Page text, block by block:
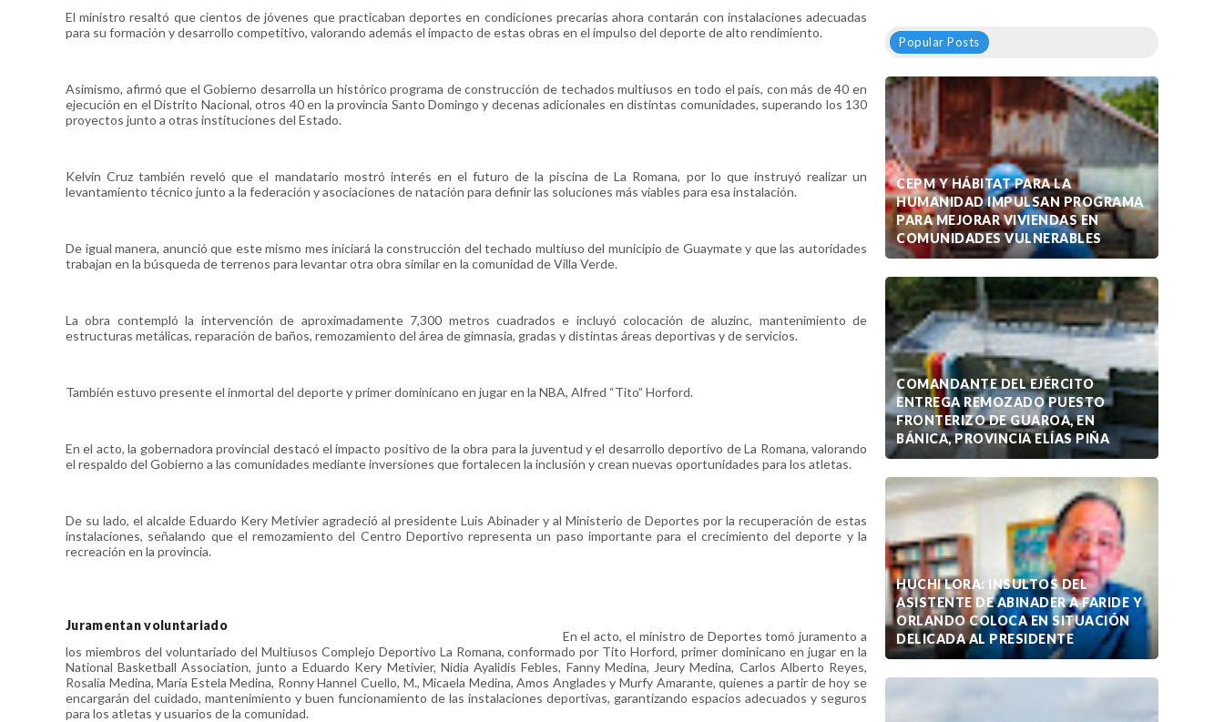
El ministro resaltó que cientos de jóvenes que practicaban deportes en condiciones precarias ahora contarán con instalaciones adecuadas
para su formación y desarrollo competitivo, valorando además el impacto de estas obras en el impulso del deporte de alto rendimiento.
Asimismo, afirmó que el Gobierno desarrolla un histórico programa de construcción de techados multiusos en todo el país, con más de 40 en
ejecución en el Distrito Nacional, otros 40 en la provincia Santo Domingo y decenas adicionales en distintas comunidades, superando los 130
proyectos junto a otras instituciones del Estado.
Kelvin Cruz también reveló que el mandatario mostró interés en el futuro de la piscina de La Romana, por lo que instruyó realizar un
levantamiento técnico junto a la federación y asociaciones de natación para definir las soluciones más viables para esa instalación.
De igual manera, anunció que este mismo mes iniciará la construcción del techado multiuso del municipio de Guaymate y que las autoridades
trabajan en la búsqueda de terrenos para levantar otra obra similar en la comunidad de Villa Verde.
La obra contempló la intervención de aproximadamente 7,300 metros cuadrados e incluyó colocación de aluzinc, mantenimiento de
estructuras metálicas, reparación de baños, remozamiento del área de gimnasia, gradas y distintas áreas deportivas y de servicios.
También estuvo presente el inmortal del deporte y primer dominicano en jugar en la NBA, Alfred “Tito” Horford.
En el acto, la gobernadora provincial destacó el impacto positivo de la obra para la juventud y el desarrollo deportivo de La Romana, valorando
el respaldo del Gobierno a las comunidades mediante inversiones que fortalecen la inclusión y crean nuevas oportunidades para los atletas.
De su lado, el alcalde Eduardo Kery Metivier agradeció al presidente Luis Abinader y al Ministerio de Deportes por la recuperación de estas
instalaciones, señalando que el remozamiento del Centro Deportivo representa un paso importante para el crecimiento del deporte y la
recreación en la provincia.
Juramentan voluntariado
En el acto, el ministro de Deportes tomó juramento a
los miembros del voluntariado del Multiusos Complejo Deportivo La Romana, conformado por Tito Horford, primer dominicano en jugar en la
National Basketball Association, junto a Eduardo Kery Metivier, Nidia Ayalidis Febles, Fanny Medina, Jeury Medina, Carlos Alberto Reyes,
Rosalía Medina, María Estela Medina, Ronny Hannel Cuello, M., Micaela Medina, Amos Anglades y Murfy Amarante, quienes a partir de hoy se
encargarán del cuidado, mantenimiento y buen funcionamiento de las instalaciones deportivas, garantizando espacios adecuados y seguros
para los atletas y usuarios de la comunidad.
Popular Posts
CEPM Y HÁBITAT PARA LA
HUMANIDAD IMPULSAN PROGRAMA
PARA MEJORAR VIVIENDAS EN
COMUNIDADES VULNERABLES
COMANDANTE DEL EJÉRCITO
ENTREGA REMOZADO PUESTO
FRONTERIZO DE GUAROA, EN
BÁNICA, PROVINCIA ELÍAS PIÑA
HUCHI LORA: INSULTOS DEL
ASISTENTE DE ABINADER A FARIDE Y
ORLANDO COLOCA EN SITUACIÓN
DELICADA AL PRESIDENTE